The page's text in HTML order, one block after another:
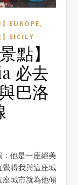
】EUROPE ,
】SICILY
點】
必去
巴洛
覺得我與這座城
城市就為他傾